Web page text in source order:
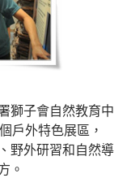
獅子會自然教育中
戶外特色展區，
野外研習和自然導
。